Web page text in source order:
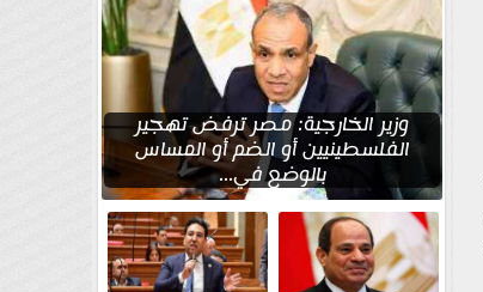
وزير الخارجية: مصر ترفض تهجير
الفلسطينيين أو الضم أو المساس
بالوضع في...